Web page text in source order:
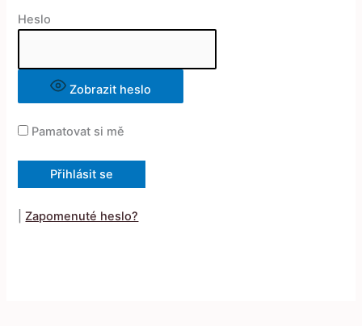
Heslo
Zobrazit heslo
Pamatovat si mě
|Zapomenuté heslo?